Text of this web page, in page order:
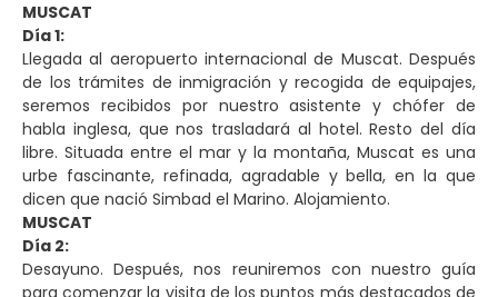
MUSCAT
Día 1:
Llegada al aeropuerto internacional de Muscat. Después
de los trámites de inmigración y recogida de equipajes,
seremos recibidos por nuestro asistente y chófer de
habla inglesa, que nos trasladará al hotel. Resto del día
libre. Situada entre el mar y la montaña, Muscat es una
urbe fascinante, refinada, agradable y bella, en la que
dicen que nació Simbad el Marino. Alojamiento.
MUSCAT
Día 2:
Desayuno. Después, nos reuniremos con nuestro guía